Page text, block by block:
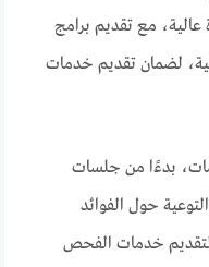
مع تقديم برامج
لضمان تقديم خدمات
بدءًا من جلسات
حول الفوائد
خدمات الفحص